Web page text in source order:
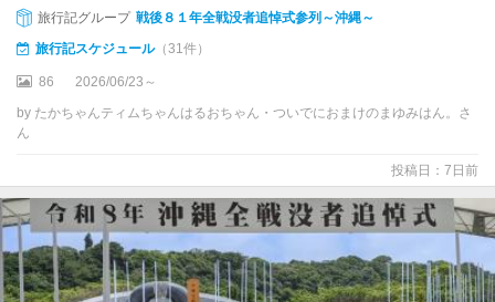
（
恩
納
・
縄
本
島
南
部
旅行記グループ 戦後８１年全戦没者追悼式参列～沖縄～
旅行記スケジュール（31件）
86
2026/06/23～
by たかちゃんティムちゃんはるおちゃん・ついでにおまけのまゆみはん。さ
ん
投稿日：7日前